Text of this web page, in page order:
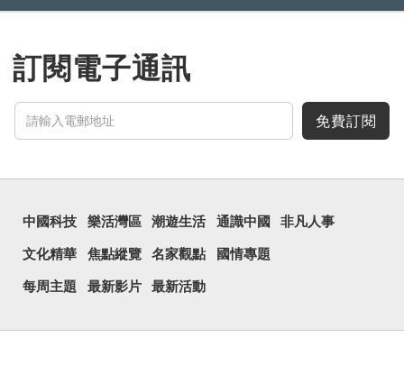
訂閱電子通訊
免費訂閱
中國科技 樂活灣區 潮遊生活 通識中國 非凡人事
文化精華 焦點縱覽 名家觀點 國情專題
每周主題 最新影片 最新活動